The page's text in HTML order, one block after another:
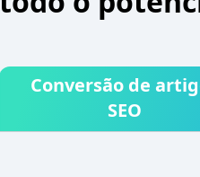
Conversão de
SEO